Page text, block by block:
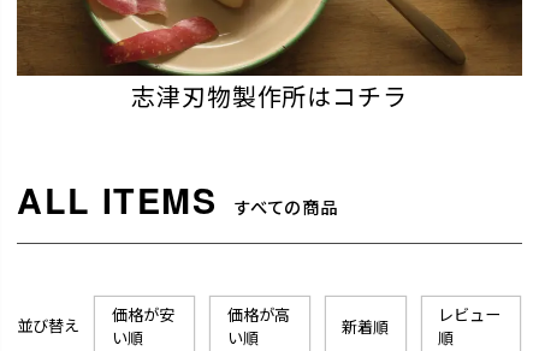
志津刃物製作所はコチラ
すべての商品
並び替え
価格が安
い順
価格が高
い順
新着順
レビュー
順